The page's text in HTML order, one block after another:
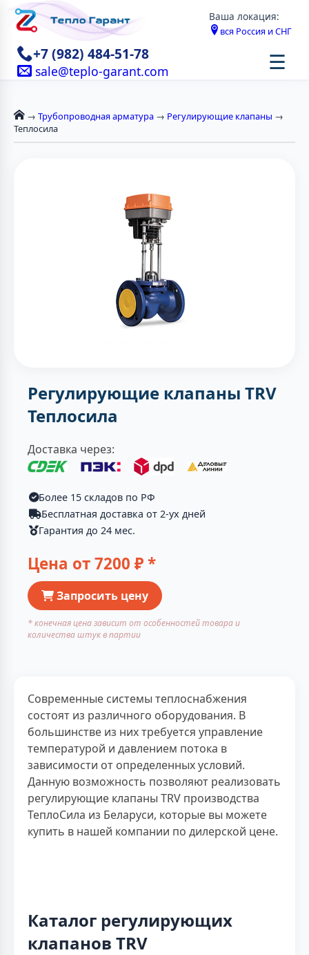
Ваша локация:
вся Россия и СНГ
+7 (982) 484-51-78
sale@teplo-garant.com ☰
→ Трубопроводная арматура → Регулирующие клапаны →
Теплосила
Регулирующие клапаны TRV
Теплосила
Доставка через:
Более 15 складов по РФ
Бесплатная доставка от 2-ух дней
Гарантия до 24 мес.
Цена от7200 ₽ *
Запросить цену
* конечная цена зависит от особенностей товара и
количества штук в партии
Современные системы теплоснабжения
состоят из различного оборудования. В
большинстве из них требуется управление
температурой и давлением потока в
зависимости от определенных условий.
Данную возможность позволяют реализовать
регулирующие клапаны TRV производства
ТеплоСила из Беларуси, которые вы можете
купить в нашей компании по дилерской цене.
Каталог регулирующих
клапанов TRV